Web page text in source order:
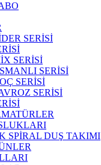
SERİSİ
SERİSİ
SERİSİ
SERİSİ
SERİSİ
SPİRAL DUŞ TAKIMI